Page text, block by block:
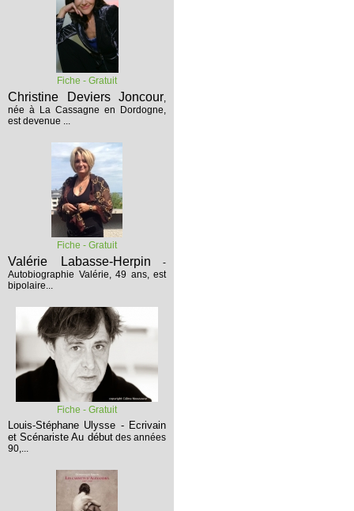
Fiche - Gratuit
Christine Deviers Joncour,
née à La Cassagne en Dordogne,
est devenue ...
Fiche - Gratuit
Valérie Labasse-Herpin -
Autobiographie Valérie, 49 ans, est
bipolaire...
Fiche - Gratuit
Louis-Stéphane Ulysse - Ecrivain
et Scénariste Au débutdes années
90,...